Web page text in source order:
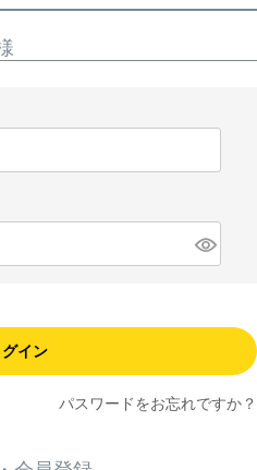
グイン
パスワードをお忘れですか？